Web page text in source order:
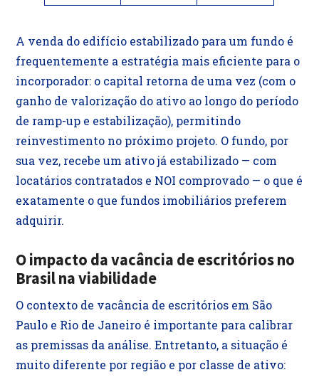
A venda do edifício estabilizado para um fundo é
frequentemente a estratégia mais eficiente para o
incorporador: o capital retorna de uma vez (com o
ganho de valorização do ativo ao longo do período
de ramp-up e estabilização), permitindo
reinvestimento no próximo projeto. O fundo, por
sua vez, recebe um ativo já estabilizado — com
locatários contratados e NOI comprovado — o que é
exatamente o que fundos imobiliários preferem
adquirir.
O impacto da vacância de escritórios no
Brasil na viabilidade
O contexto de vacância de escritórios em São
Paulo e Rio de Janeiro é importante para calibrar
as premissas da análise. Entretanto, a situação é
muito diferente por região e por classe de ativo: